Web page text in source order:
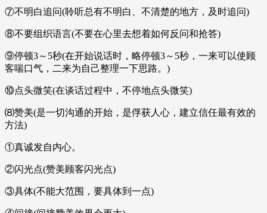
⑦不明白追问(聆听总有不明白、不清楚的地方，及时追问)
⑧不要组织语言(不要在心里去想着如何反问和抢答)
⑨停顿3～5秒(在开始说话时，略停顿3～5秒，一来可以使顾
客喘口气，二来为自己整理一下思路。)
⑩点头微笑(在谈话过程中，不停地点头微笑)
⑻赞美(是一切沟通的开始，是俘获人心，建立信任最有效的
方法)
①真诚发自内心。
②闪光点(赞美顾客闪光点)
③具体(不能大范围，要具体到一点)